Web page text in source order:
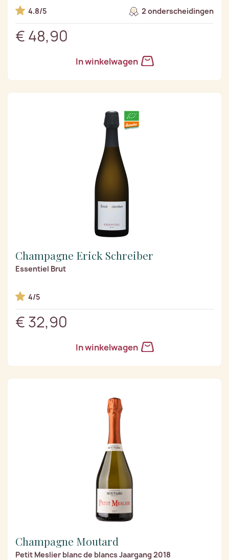
4.8/5 2 onderscheidingen
€ 48,90
In winkelwagen
Champagne Erick Schreiber
Essentiel Brut
4/5
€ 32,90
In winkelwagen
Champagne Moutard
Petit Meslier blanc de blancs Jaargang 2018